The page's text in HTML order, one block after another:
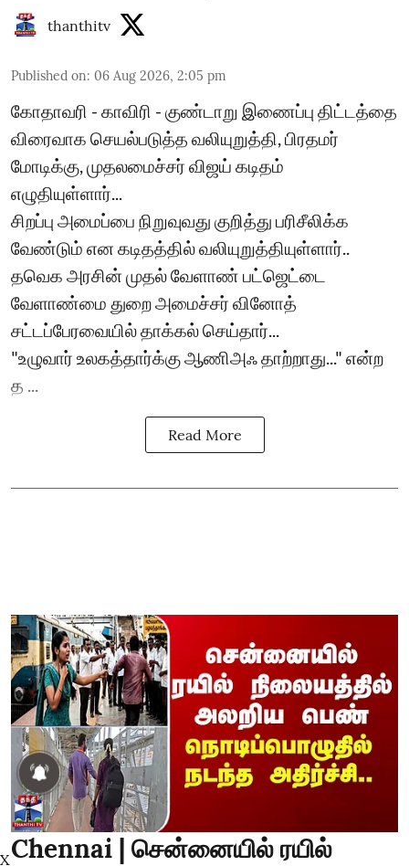
thanthitv
Published on: 06 Aug 2026, 2:05 pm
கோதாவரி - காவிரி - குண்டாறு இணைப்பு திட்டத்தை
விரைவாக செயல்படுத்த வலியுறுத்தி, பிரதமர்
மோடிக்கு, முதலமைச்சர் விஜய் கடிதம்
எழுதியுள்ளார்...
சிறப்பு அமைப்பை நிறுவுவது குறித்து பரிசீலிக்க
வேண்டும் என கடிதத்தில் வலியுறுத்தியுள்ளார்..
தவெக அரசின் முதல் வேளாண் பட்ஜெட்டை
வேளாண்மை துறை அமைச்சர் வினோத்
சட்டப்பேரவையில் தாக்கல் செய்தார்...
"உழுவார் உலகத்தார்க்கு ஆணிஅஃ தாற்றாது..." என்ற
த ...
Read More
Chennai | சென்னையில் ரயில்
X